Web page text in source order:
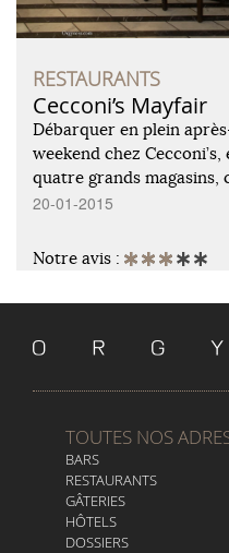
RESTAURANTS
Cecconi’s Mayfair
Débarquer en plein
weekend chez
quatre grands magasins,
20-01-2015
Notre avis :
TOUTES NOS
BARS
RESTAURANTS
GÂTERIES
HÔTELS
DOSSIERS